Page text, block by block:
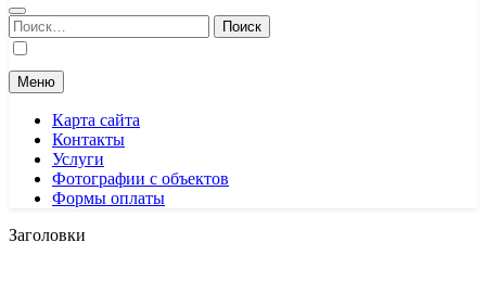
Найти:
Меню
Карта сайта
Контакты
Услуги
Фотографии с объектов
Формы оплаты
Заголовки